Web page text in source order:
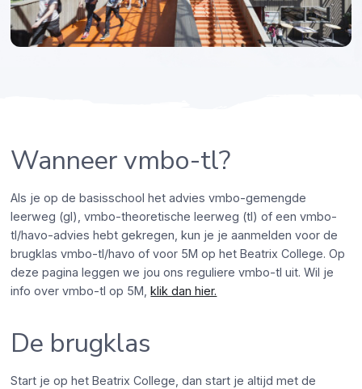
Wanneer vmbo-tl?
Als je op de basisschool het advies vmbo-gemengde
leerweg (gl), vmbo-theoretische leerweg (tl) of een vmbo-
tl/havo-advies hebt gekregen, kun je je aanmelden voor de
brugklas vmbo-tl/havo of voor 5M op het Beatrix College. Op
deze pagina leggen we jou ons reguliere vmbo-tl uit. Wil je
info over vmbo-tl op 5M,klik dan hier.
De brugklas
Start je op het Beatrix College, dan start je altijd met de